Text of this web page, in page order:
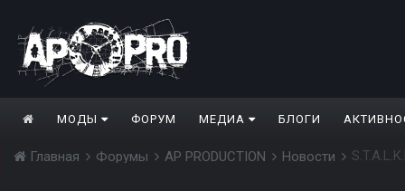
МОДЫ ФОРУМ МЕДИА БЛОГИ
Главная Форумы AP PRODUCTION Новости